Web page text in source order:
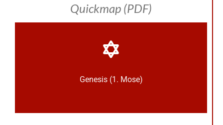
Quickmap (PDF)
Genesis (1. Mose)